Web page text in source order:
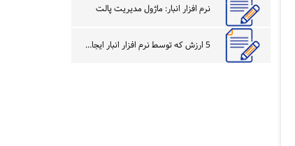
نرم افزار انبار: ماژول مدیریت پالت
5 ارزش که توسط نرم افزار انبار ایجاد می شود